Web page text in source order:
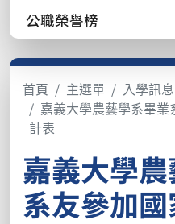
公職榮譽榜
首頁 主選單 入學訊息
嘉義大學農藝學系畢
計表
嘉義大學
系友參加